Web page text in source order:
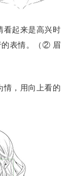
起来是高兴时
的表情。（② 眉
，用向上看的